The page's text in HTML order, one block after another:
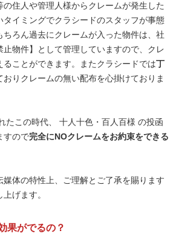
住人や管理人様からクレームが発生した
イミングでクラシードのスタッフが事態
ろん過去にクレームが入った物件は、社
止物件】として管理していますので、クレ
ることができます。またクラシードでは丁
おりクレームの無い配布を心掛けておりま
たこの時代、 十人十色・百人百様 の投函
すので完全にNOクレームをお約束をできる
媒体の特性上、ご理解とご了承を賜ります
げます。
果がでるの？